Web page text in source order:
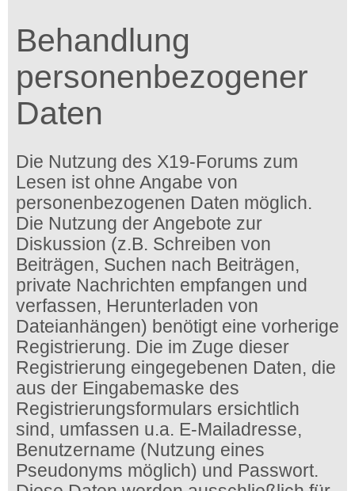
Behandlung
personenbezogener
Daten
Die Nutzung des X19-Forums zum
Lesen ist ohne Angabe von
personenbezogenen Daten möglich.
Die Nutzung der Angebote zur
Diskussion (z.B. Schreiben von
Beiträgen, Suchen nach Beiträgen,
private Nachrichten empfangen und
verfassen, Herunterladen von
Dateianhängen) benötigt eine vorherige
Registrierung. Die im Zuge dieser
Registrierung eingegebenen Daten, die
aus der Eingabemaske des
Registrierungsformulars ersichtlich
sind, umfassen u.a. E-Mailadresse,
Benutzername (Nutzung eines
Pseudonyms möglich) und Passwort.